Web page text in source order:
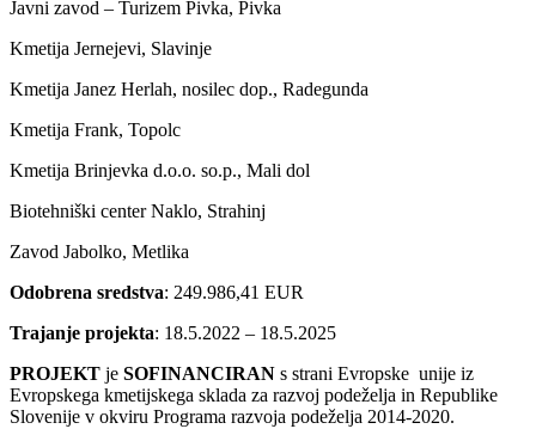
Javni zavod – Turizem Pivka, Pivka
Kmetija Jernejevi, Slavinje
Kmetija Janez Herlah, nosilec dop., Radegunda
Kmetija Frank, Topolc
Kmetija Brinjevka d.o.o. so.p., Mali dol
Biotehniški center Naklo, Strahinj
Zavod Jabolko, Metlika
Odobrena sredstva: 249.986,41 EUR
Trajanje projekta: 18.5.2022 – 18.5.2025
PROJEKT je SOFINANCIRAN s strani Evropske unije iz
Evropskega kmetijskega sklada za razvoj podeželja in Republike
Slovenije v okviru Programa razvoja podeželja 2014-2020.